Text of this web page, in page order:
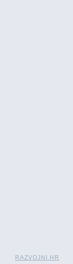
RAZVOJNI.HR